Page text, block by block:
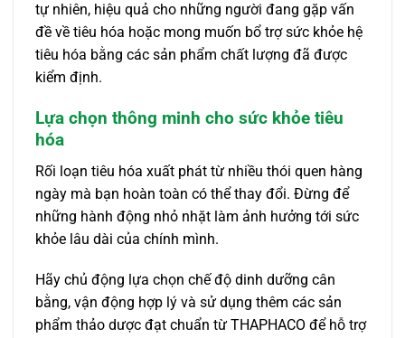
tự nhiên, hiệu quả cho những người đang gặp vấn
đề về tiêu hóa hoặc mong muốn bổ trợ sức khỏe hệ
tiêu hóa bằng các sản phẩm chất lượng đã được
kiểm định.
Lựa chọn thông minh cho sức khỏe tiêu
hóa
Rối loạn tiêu hóa xuất phát từ nhiều thói quen hàng
ngày mà bạn hoàn toàn có thể thay đổi. Đừng để
những hành động nhỏ nhặt làm ảnh hưởng tới sức
khỏe lâu dài của chính mình.
Hãy chủ động lựa chọn chế độ dinh dưỡng cân
bằng, vận động hợp lý và sử dụng thêm các sản
phẩm thảo dược đạt chuẩn từ THAPHACO để hỗ trợ